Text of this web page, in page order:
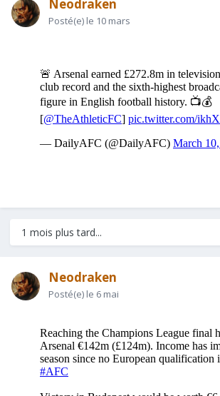
Neodraken
Posté(e) le 10 mars
1 mois plus tard...
Neodraken
Posté(e) le 6 mai